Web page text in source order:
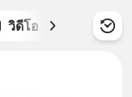
วิดีโอ พอดแ